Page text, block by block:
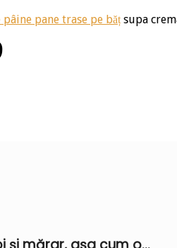
pane trase pe băț supa